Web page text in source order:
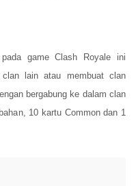
game Clash Royale ini
lain atau membuat clan
bergabung ke dalam clan
10 kartu Common dan 1